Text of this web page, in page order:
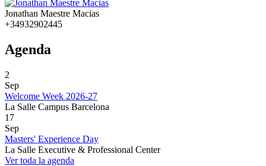
Jonathan Maestre Macias
+34932902445
Agenda
2
Sep
Welcome Week 2026-27
La Salle Campus Barcelona
17
Sep
Masters' Experience Day
La Salle Executive & Professional Center
Ver toda la agenda